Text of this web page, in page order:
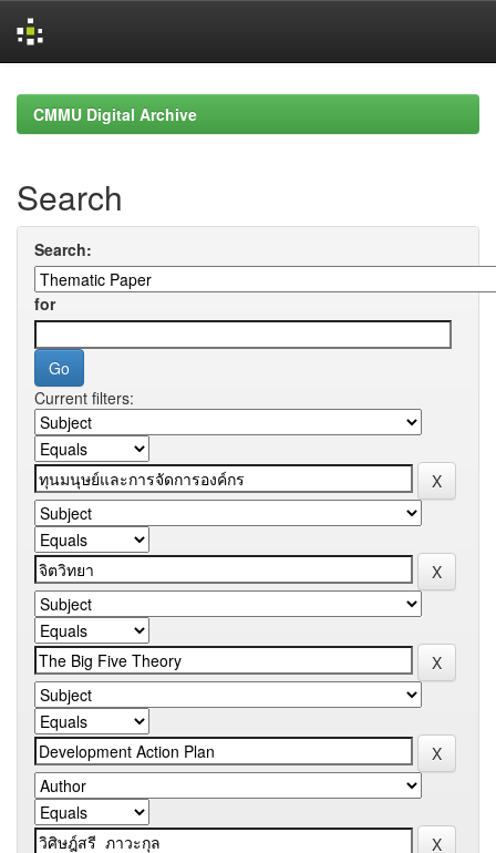
navigationCMMU Digital Archive
Search
Search:
for
Current filters: